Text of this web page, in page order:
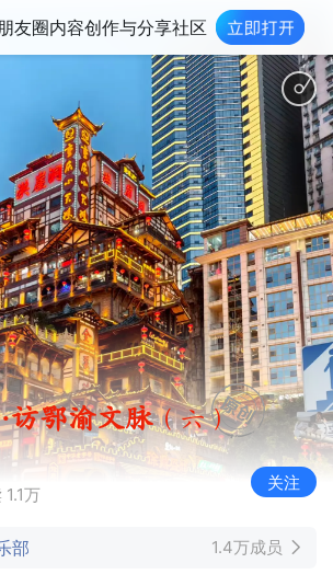
友圈内容创作与分享社区
访鄂渝文脉（六）
1.1万
关注
部 1.4万成员